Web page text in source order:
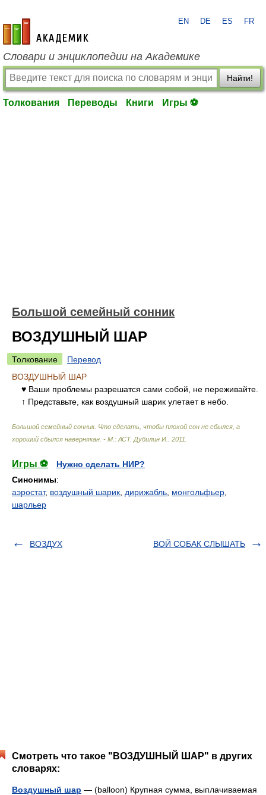
academic.ru
EN DE ES FR
Словари и энциклопедии на Академике
Найти!
Толкования Переводы Книги Игры ⚽
Большой семейный сонник
ВОЗДУШНЫЙ ШАР
Толкование
Перевод
ВОЗДУШНЫЙ ШАР
♥ Ваши проблемы разрешатся сами собой, не переживайте.
↑ Представьте, как воздушный шарик улетает в небо.
Большой семейный сонник. Что сделать, чтобы плохой сон не сбылся, а
хороший сбылся навернякан. - М.: АСТ. Дубилин И. 2011
Игры ⚽
Нужно сделать НИР?
Синонимы:
аэростат, воздушный шарик дирижабль монгольфьер
шарльер
ВОЗДУХ ВОЙ СОБАК СЛЫШАТЬ
Смотреть что такое "ВОЗДУШНЫЙ ШАР" в других
словарях:
Воздушный шар — (balloon) Крупная сумма, выплачиваемая